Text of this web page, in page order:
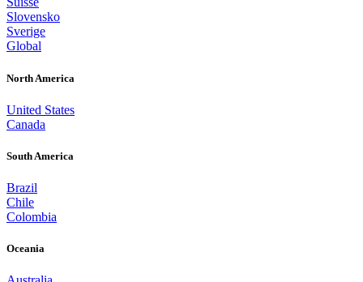
Slovensko
Sverige
Global
North America
United States
Canada
South America
Brazil
Chile
Colombia
Oceania